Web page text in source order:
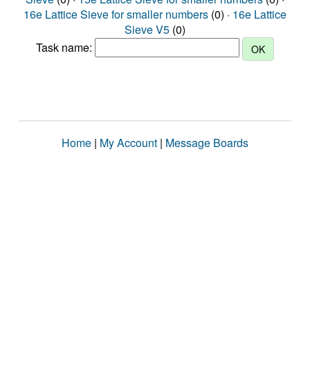
16e Lattice Sieve for smaller numbers (0) · 16e Lattice
Sieve V5 (0)
Task name:
Home | My Account | Message Boards